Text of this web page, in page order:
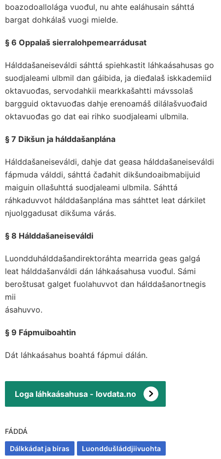
boazodoallolága vuođul, nu ahte ealáhusain sáhttá
bargat dohkálaš vuogi mielde.
§ 6 Oppalaš sierralohpemearrádusat
Hálddašaneiseváldi sáhttá spiehkastit láhkaásahusas go
suodjaleami ulbmil dan gáibida, ja dieđalaš iskkademiid
oktavuođas, servodahkii mearkkašahtti mávssolaš
bargguid oktavuođas dahje erenoamáš dilálašvuođaid
oktavuođas go dat eai rihko suodjaleami ulbmila.
§ 7 Dikšun ja hálddašanplána
Hálddašaneiseváldi, dahje dat geasa hálddašaneiseváldi
fápmuda válddi, sáhttá čađahit dikšundoaibmabijuid
maiguin ollašuhttá suodjaleami ulbmila. Sáhttá
ráhkaduvvot hálddašanplána mas sáhttet leat dárkilet
njuolggadusat dikšuma várás.
§ 8 Hálddašaneiseváldi
Luondduhálddašandirektoráhta mearrida geas galgá
leat hálddašanváldi dán láhkaásahusa vuođul. Sámi
beroštusat galget fuolahuvvot dan hálddašanortnegis
mii
ásahuvvo.
§ 9 Fápmuiboahtin
Dát láhkaásahus boahtá fápmui dálán.
Loga láhkaásahusa - lovdata.no
FÁDDÁ
Dálkkádat ja biras Luonddušláddjiivuohta